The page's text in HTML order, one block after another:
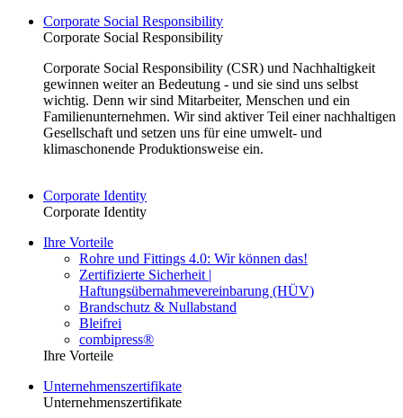
Corporate Social Responsibility
Corporate Social Responsibility
Corporate Social Responsibility (CSR) und Nachhaltigkeit
gewinnen weiter an Bedeutung - und sie sind uns selbst
wichtig. Denn wir sind Mitarbeiter, Menschen und ein
Familienunternehmen. Wir sind aktiver Teil einer nachhaltigen
Gesellschaft und setzen uns für eine umwelt- und
klimaschonende Produktionsweise ein.
Corporate Identity
Corporate Identity
Ihre Vorteile
Rohre und Fittings 4.0: Wir können das!
Zertifizierte Sicherheit |
Haftungsübernahmevereinbarung (HÜV)
Brandschutz & Nullabstand
Bleifrei
combipress®
Ihre Vorteile
Unternehmenszertifikate
Unternehmenszertifikate